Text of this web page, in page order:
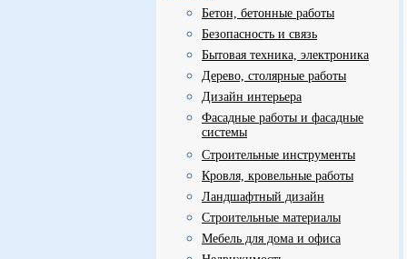
Бетон, бетонные работы
Безопасность и связь
Бытовая техника, электроника
Дерево, столярные работы
Дизайн интерьера
Фасадные работы и фасадные
системы
Строительные инструменты
Кровля, кровельные работы
Ландшафтный дизайн
Строительные материалы
Мебель для дома и офиса